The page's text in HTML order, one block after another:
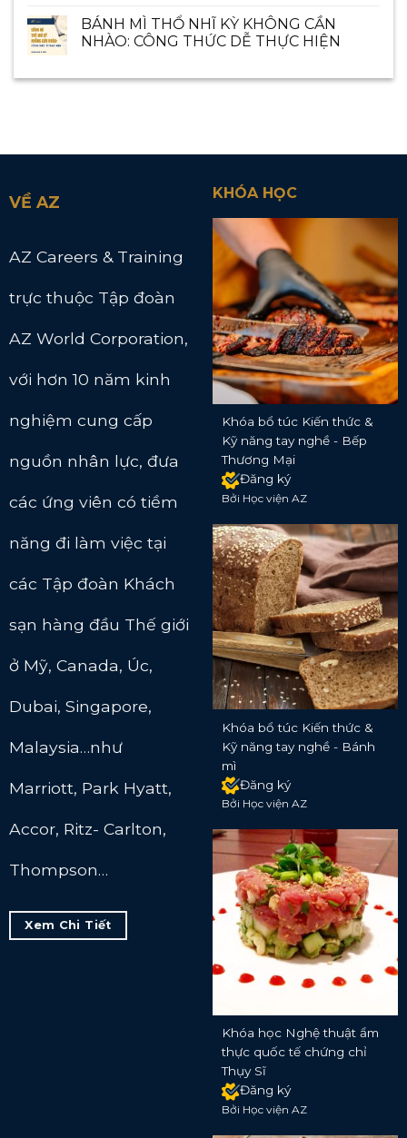
BÁNH MÌ THỔ NHĨ KỲ KHÔNG CẦN
NHÀO: CÔNG THỨC DỄ THỰC HIỆN
VỀ AZ
AZ Careers & Training
trực thuộc Tập đoàn
AZ World Corporation,
với hơn 10 năm kinh
nghiệm cung cấp
nguồn nhân lực, đưa
các ứng viên có tiềm
năng đi làm việc tại
các Tập đoàn Khách
sạn hàng đầu Thế giới
ở Mỹ, Canada, Úc,
Dubai, Singapore,
Malaysia…như
Marriott, Park Hyatt,
Accor, Ritz- Carlton,
Thompson…
Xem Chi Tiết
KHÓA HỌC
Khóa bổ túc Kiến thức &
Kỹ năng tay nghề - Bếp
Thương Mại
Đăng ký
Bởi Học viện AZ
Khóa bổ túc Kiến thức &
Kỹ năng tay nghề - Bánh
mì
Đăng ký
Bởi Học viện AZ
Khóa học Nghệ thuật ẩm
thực quốc tế chứng chỉ
Thụy Sĩ
Đăng ký
Bởi Học viện AZ